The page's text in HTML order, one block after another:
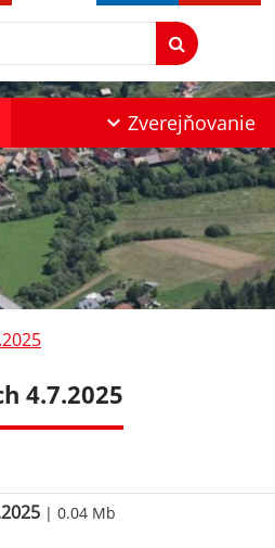
Zverejňovanie
4.7.2025
| 0.04 Mb